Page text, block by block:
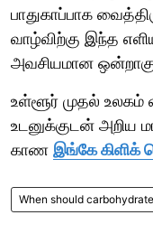
பாதுகாப்பாக
வாழ்விற்கு இந்த
அவசியமான
உள்ளூர் முதல்
உடனுக்குடன் அறிய
காண இங்கே கிளிக்
When should